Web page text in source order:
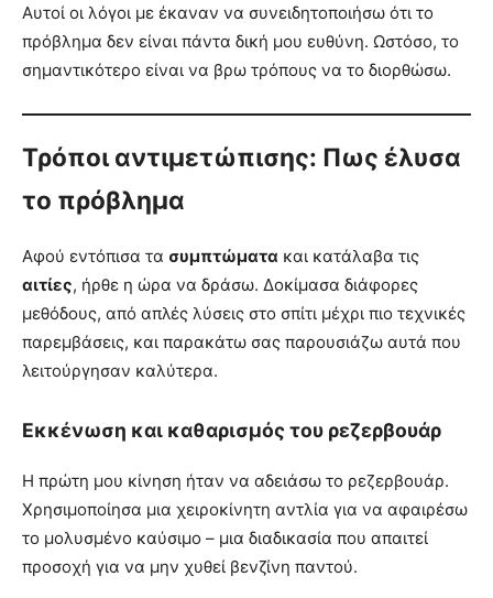
Αυτοί οι λόγοι με έκαναν να συνειδητοποιήσω ότι το
πρόβλημα δεν είναι πάντα δική μου ευθύνη. Ωστόσο, το
σημαντικότερο είναι να βρω τρόπους να το διορθώσω.
Τρόποι αντιμετώπισης: Πως έλυσα
το πρόβλημα
Αφού εντόπισα τα συμπτώματα και κατάλαβα τις
αιτίες, ήρθε η ώρα να δράσω. Δοκίμασα διάφορες
μεθόδους, από απλές λύσεις στο σπίτι μέχρι πιο τεχνικές
παρεμβάσεις, και παρακάτω σας παρουσιάζω αυτά που
λειτούργησαν καλύτερα.
Εκκένωση και καθαρισμός του ρεζερβουάρ
Η πρώτη μου κίνηση ήταν να αδειάσω το ρεζερβουάρ.
Χρησιμοποίησα μια χειροκίνητη αντλία για να αφαιρέσω
το μολυσμένο καύσιμο – μια διαδικασία που απαιτεί
προσοχή για να μην χυθεί βενζίνη παντού.